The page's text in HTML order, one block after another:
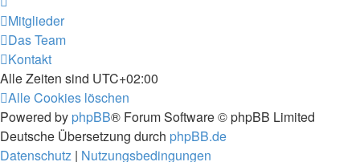
Mitglieder
Das Team
Kontakt
Alle Zeiten sind UTC+02:00
Alle Cookies löschen
Powered by phpBB® Forum Software © phpBB Limited
Deutsche Übersetzung durch phpBB.de
Datenschutz | Nutzungsbedingungen